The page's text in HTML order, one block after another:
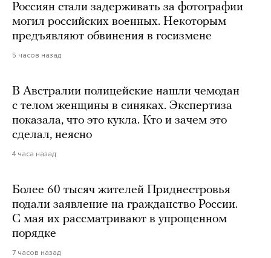
Россиян стали задерживать за фотографии
могил российских военных. Некоторым
предъявляют обвинения в госизмене
5 часов назад
В Австралии полицейские нашли чемодан
с телом женщины в синяках. Экспертиза
показала, что это кукла. Кто и зачем это
сделал, неясно
4 часа назад
Более 60 тысяч жителей Приднестровья
подали заявление на гражданство России.
С мая их рассматривают в упрощенном
порядке
7 часов назад